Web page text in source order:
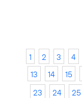
1 2 3 4
13
14 15
23
24 25